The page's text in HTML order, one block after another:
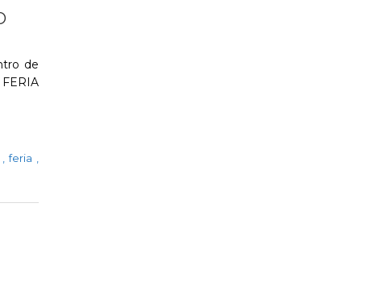
de
feria